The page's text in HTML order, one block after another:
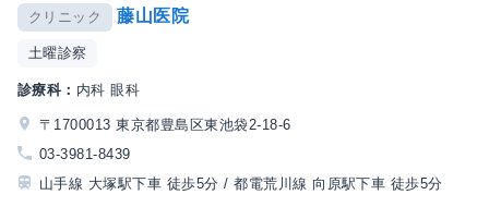
クリニック 藤山医院
土曜診察
診療科： 内科 眼科
〒1700013 東京都豊島区東池袋2-18-6
03-3981-8439
山手線 大塚駅下車 徒歩5分 / 都電荒川線 向原駅下車 徒歩5分